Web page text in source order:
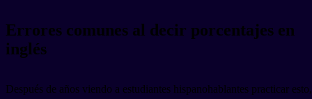
Errores comunes al decir porcentajes en
inglés
Después de años viendo a estudiantes hispanohablantes practicar esto,